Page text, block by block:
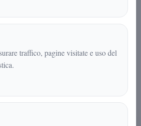
che
filologia, filosofia,
politica,
in una visione
traffico, pagine visitate e uso del